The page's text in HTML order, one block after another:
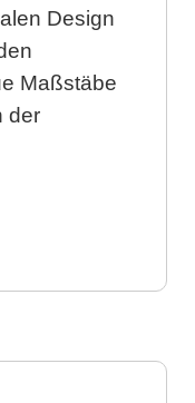
Design
Maßstäbe
der